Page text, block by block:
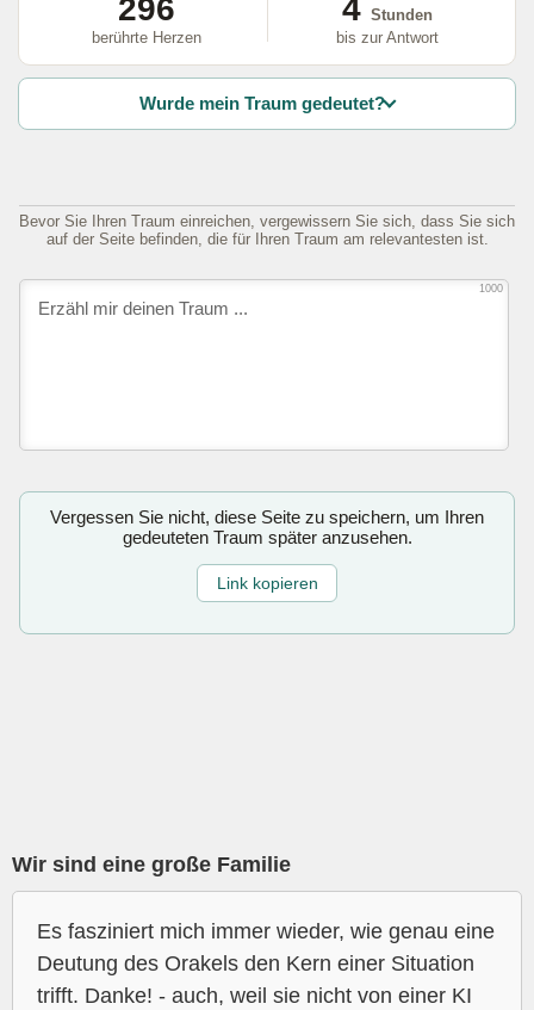
296
berührte Herzen
4 Stunden
bis zur Antwort
Wurde mein Traum gedeutet?
Bevor Sie Ihren Traum einreichen, vergewissern Sie sich, dass Sie sich
auf der Seite befinden, die für Ihren Traum am relevantesten ist.
1000
Vergessen Sie nicht, diese Seite zu speichern, um Ihren
gedeuteten Traum später anzusehen.
Link kopieren
Wir sind eine große Familie
Es fasziniert mich immer wieder, wie genau eine
Deutung des Orakels den Kern einer Situation
trifft. Danke! - auch, weil sie nicht von einer KI